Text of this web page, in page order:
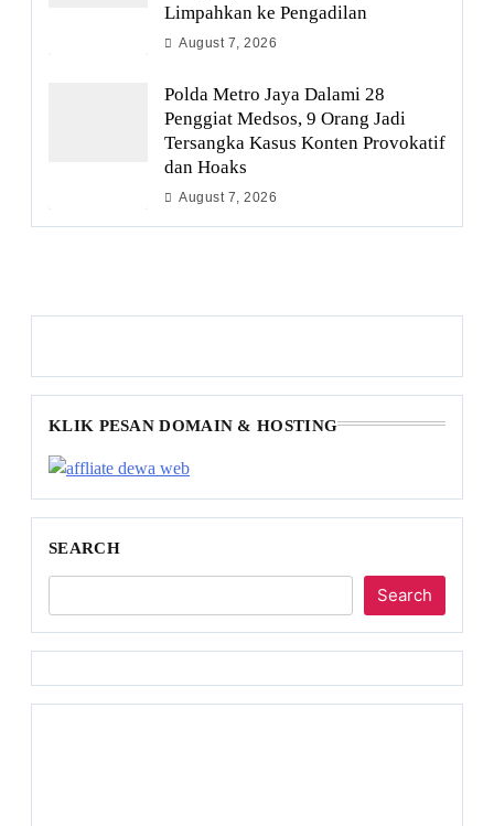
Limpahkan ke Pengadilan
August 7, 2026
Polda Metro Jaya Dalami 28
Penggiat Medsos, 9 Orang Jadi
Tersangka Kasus Konten Provokatif
dan Hoaks
August 7, 2026
KLIK PESAN DOMAIN & HOSTING
SEARCH
Search